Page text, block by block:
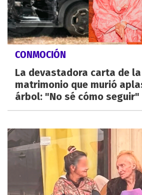
CONMOCIÓN
La devastadora carta de
matrimonio que murió
árbol: "No sé cómo seguir"